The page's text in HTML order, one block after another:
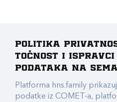
Politika
točnost i ispravci
podataka na
Platforma hns.family
podatke iz COMET-a,